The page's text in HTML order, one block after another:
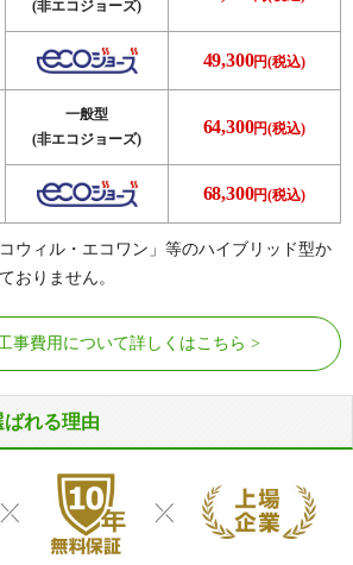
(非エコジョーズ)
49,300円(税込)
一般型
(非エコジョーズ)
64,300円(税込)
68,300円(税込)
ウィル・エコワン」等のハイブリッド型か
おりません。
事費用について詳しくはこちら
れる理由